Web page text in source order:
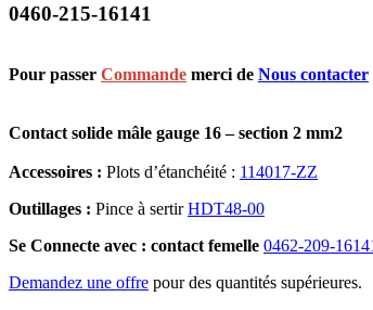
0460-215-16141
Pour passer Commande merci de Nous contacter
Contact solide mâle gauge 16 – section 2 mm2
Accessoires : Plots d’étanchéité : 114017-ZZ
Outillages : Pince à sertirHDT48-00
Se Connecte avec : contact femelle 0462-209-
Demandez une offre pour des quantités supérieures.